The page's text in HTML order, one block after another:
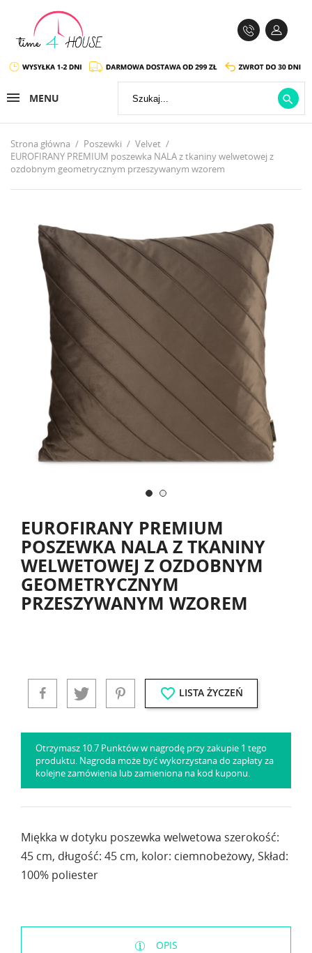
MENU 
Strona główna Poszewki
Velvet
EUROFIRANY PREMIUM poszewka NALA z tkaniny welwetowej z
ozdobnym geometrycznym przeszywanym wzorem
EUROFIRANY PREMIUM
POSZEWKA NALA Z TKANINY
WELWETOWEJ Z OZDOBNYM
GEOMETRYCZNYM
PRZESZYWANYM WZOREM
favorite_border LISTA ŻYCZEŃ
Otrzymasz 10.7 Punktów w nagrodę przy zakupie 1 tego
produktu. Nagroda może być wykorzystana do zapłaty za
kolejne zamówienia lub zamieniona na kod kuponu.
Miękka w dotyku poszewka welwetowa szerokość:
45 cm, długość: 45 cm, kolor: ciemnobeżowy, Skład:
100% poliester
OPIS